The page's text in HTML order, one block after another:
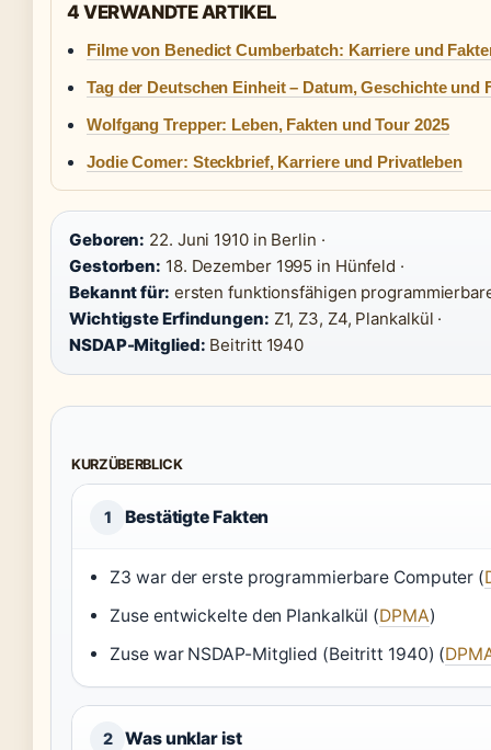
4 VERWANDTE ARTIKEL
Filme von Benedict Cumberbatch: Karriere und
Tag der Deutschen Einheit – Datum, Geschichte und
Wolfgang Trepper: Leben, Fakten und Tour 2025
Jodie Comer: Steckbrief, Karriere und Privatleben
Geboren: 22. Juni 1910 in Berlin ·
Gestorben: 18. Dezember 1995 in Hünfeld ·
Bekannt für: ersten funktionsfähigen
Wichtigste Erfindungen: Z1, Z3, Z4, Plankalkül ·
NSDAP-Mitglied: Beitritt 1940
KURZÜBERBLICK
1 Bestätigte Fakten
Z3 war der erste programmierbare Computer (
Zuse entwickelte den Plankalkül (DPMA)
Zuse war NSDAP-Mitglied (Beitritt 1940) (
2 Was unklar ist